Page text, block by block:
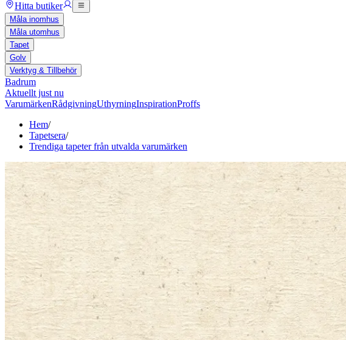
Hitta butiker
Måla inomhus
Måla utomhus
Tapet
Golv
Verktyg & Tillbehör
Badrum
Aktuellt just nu
VarumärkenRådgivningUthyrningInspirationProffs
Hem/
Tapetsera/
Trendiga tapeter från utvalda varumärken